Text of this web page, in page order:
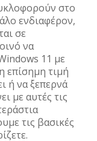
στο
ενδιαφέρον,
σε
να
11 με
επίσημη τιμή
ή να ξεπερνά
με αυτές τις
τις βασικές